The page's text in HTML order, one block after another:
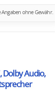
Angaben ohne Gewähr.
Dolby Audio,